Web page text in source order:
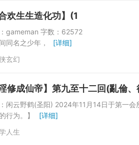
欢生生造化功】(1
：gameman 字数：62572
同名之少年，
[详细]
玄幻
淫修成仙帝】第九至十二回(亂倫
闲云野鹤(圣阳) 2024年11月14日于第
行为。】
[详细]
人生